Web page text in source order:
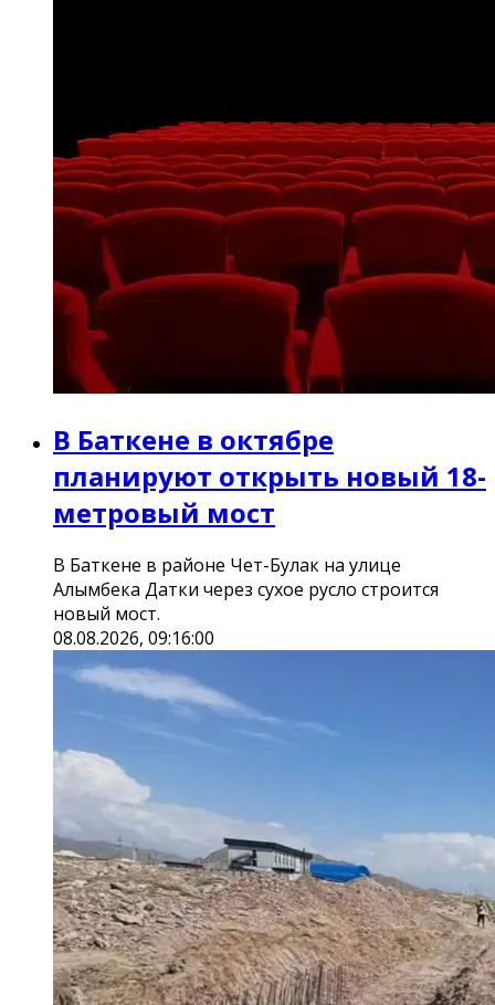
В Баткене в октябре
планируют открыть новый 18-
метровый мост
В Баткене в районе Чет-Булак на улице
Алымбека Датки через сухое русло строится
новый мост.
08.08.2026, 09:16:00